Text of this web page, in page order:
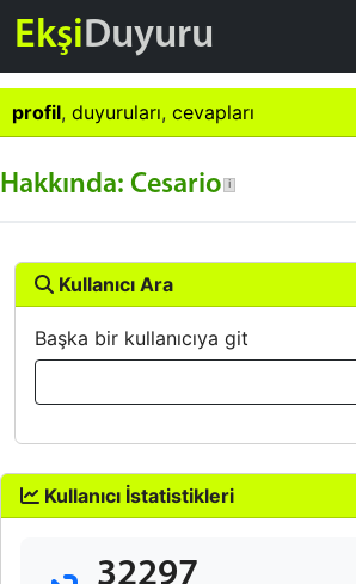
EkşiDuyuru
profil, duyuruları, cevapları
Hakkında: Cesario
Kullanıcı Ara
Başka bir kullanıcıya git
Kullanıcı İstatistikleri
32297